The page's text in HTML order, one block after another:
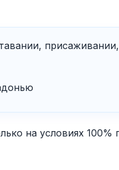
на условиях 100%